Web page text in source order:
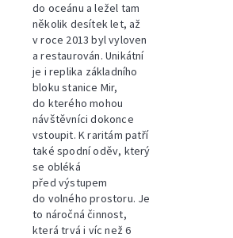
do oceánu a ležel tam
několik desítek let, až
v roce 2013 byl vyloven
a restaurován. Unikátní
je i replika základního
bloku stanice Mir,
do kterého mohou
návštěvníci dokonce
vstoupit. K raritám patří
také spodní oděv, který
se obléká
před výstupem
do volného prostoru. Je
to náročná činnost,
která trvá i víc než 6